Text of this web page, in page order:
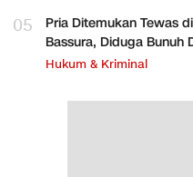
05
Pria Ditemukan Tewas
Bassura, Diduga Bunuh
Hukum & Kriminal